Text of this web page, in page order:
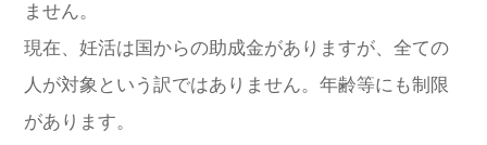
ません。
現在、妊活は国からの助成金がありますが、全ての
人が対象という訳ではありません。年齢等にも制限
があります。